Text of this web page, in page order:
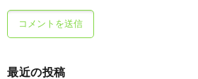
最近の投稿